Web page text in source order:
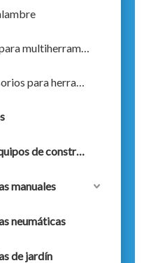
Accesorios para multiherramientas oscilantes
Otros accesorios para herramientas eléctricas
Pequeños equipos de construcción
manuales
neumáticas
de jardín